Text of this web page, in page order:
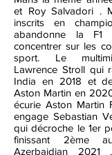
et Roy Salvadori .
inscrits en
abandonne la
concentrer sur les
sport. Le
Lawrence Stroll qui
India en 2018 et
Aston Martin en
écurie Aston Martin
engage Sebastian
qui décroche le 1er
finissant 2ème
Azerbaidjan 2021